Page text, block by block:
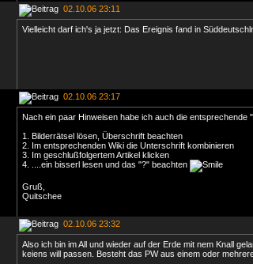
02.10.06 23:11
Vielleicht darf ich's ja jetzt: Das Ereignis fand in
02.10.06 23:17
Nach ein paar Hinweisen habe ich auch die entsprechende
1. Bilderrätsel lösen, Überschrift beachten
2. Im entsprechenden Wiki die Unterschrift kombinieren
3. Im geschlußfolgertem Artikel klicken
4. ....ein bisserl lesen und das "?" beachten
Gruß,
Quitschee
02.10.06 23:32
Also ich bin im All und wieder auf der Erde mit nem Knall
keiens will passen. Besteht das PW aus einem oder